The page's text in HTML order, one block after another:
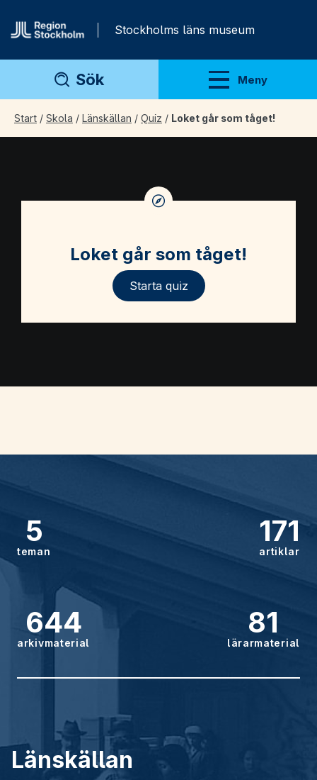
Stockholms läns museum
Sök Meny
Visa meny
Start / Skola / Länskällan / Quiz / Loket går som tåget!
Loket går som tåget!
Starta quiz
5
teman
171
artiklar
644
arkivmaterial
81
lärarmaterial
Länskällan